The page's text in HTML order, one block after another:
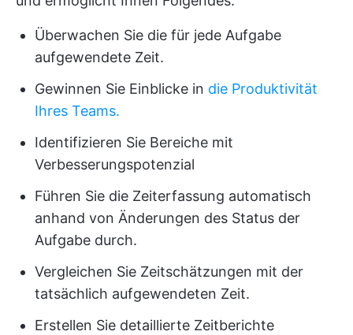
Überwachen Sie die für jede Aufgabe
aufgewendete Zeit.
Gewinnen Sie Einblicke in die Produktivität
Ihres Teams.
Identifizieren Sie Bereiche mit
Verbesserungspotenzial
Führen Sie die Zeiterfassung automatisch
anhand von Änderungen des Status der
Aufgabe durch.
Vergleichen Sie Zeitschätzungen mit der
tatsächlich aufgewendeten Zeit.
Erstellen Sie detaillierte Zeitberichte